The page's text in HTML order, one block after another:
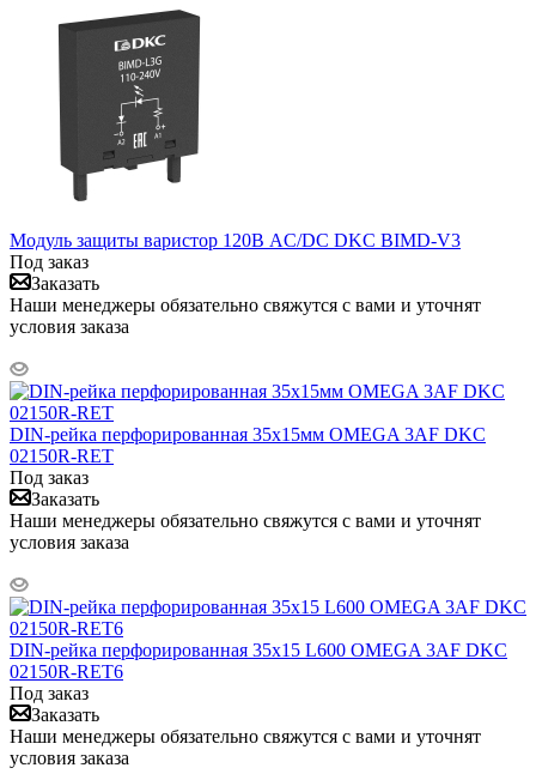
Модуль защиты варистор 120В AC/DC DKC BIMD-V3
Под заказ
Заказать
Наши менеджеры обязательно свяжутся с вами и уточнят
условия заказа
DIN-рейка перфорированная 35х15мм OMEGA 3AF DKC
02150R-RET
Под заказ
Заказать
Наши менеджеры обязательно свяжутся с вами и уточнят
условия заказа
DIN-рейка перфорированная 35х15 L600 OMEGA 3AF DKC
02150R-RET6
Под заказ
Заказать
Наши менеджеры обязательно свяжутся с вами и уточнят
условия заказа